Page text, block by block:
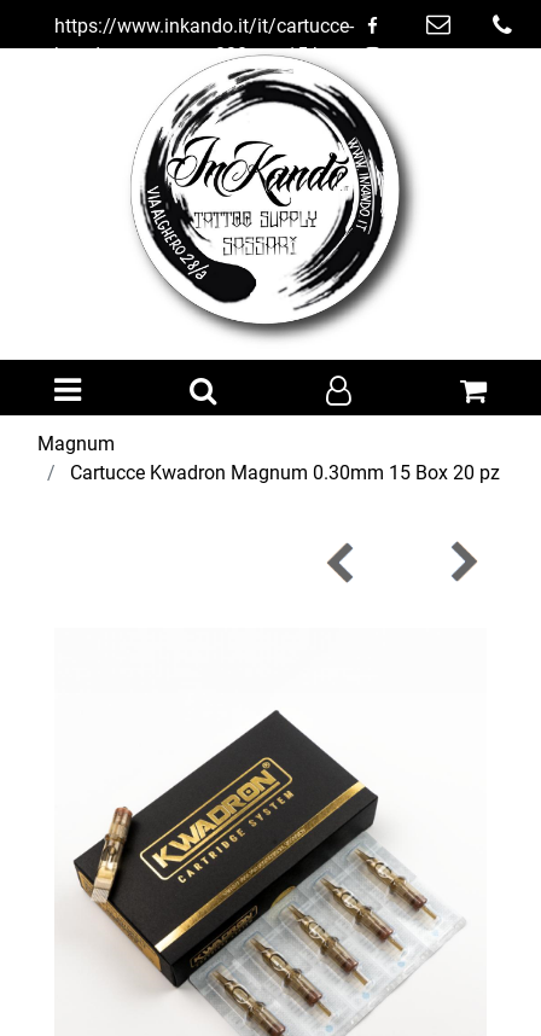
https://www.inkando.it/it/cartucce-
kwadron-magnum-030mm-15-box-
Open menu
Magnum
Cartucce Kwadron Magnum 0.30mm 15 Box 20 pz